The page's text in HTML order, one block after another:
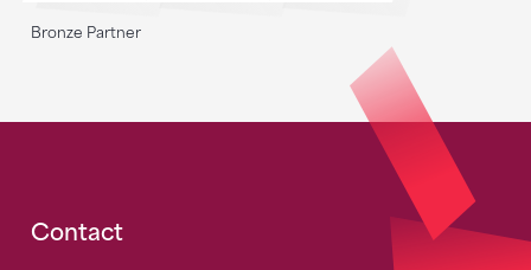
Bronze Partner
Fusszeile
Contact